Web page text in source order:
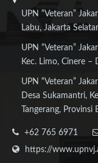
UPN “Veteran”
Labu, Jakarta
UPN “Veteran”
Kec. Limo, Cinere –
UPN “Veteran”
Desa Sukamantri,
Tangerang, Provinsi
+62 765 6971
https://